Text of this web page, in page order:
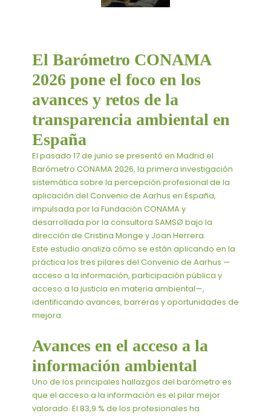
El Barómetro CONAMA
2026 pone el foco en los
avances y retos de la
transparencia ambiental en
España
El pasado 17 de junio se presentó en Madrid el
Barómetro CONAMA 2026, la primera investigación
sistemática sobre la percepción profesional de la
aplicación del Convenio de Aarhus en España,
impulsada por la Fundación CONAMA y
desarrollada por la consultora SAMSØ bajo la
dirección de Cristina Monge y Joan Herrera.
Este estudio analiza cómo se están aplicando en la
práctica los tres pilares del Convenio de Aarhus —
acceso a la información, participación pública y
acceso a la justicia en materia ambiental—,
identificando avances, barreras y oportunidades de
mejora.
Avances en el acceso a la
información ambiental
Uno de los principales hallazgos del barómetro es
que el acceso a la información es el pilar mejor
valorado. El 83,9 % de los profesionales ha